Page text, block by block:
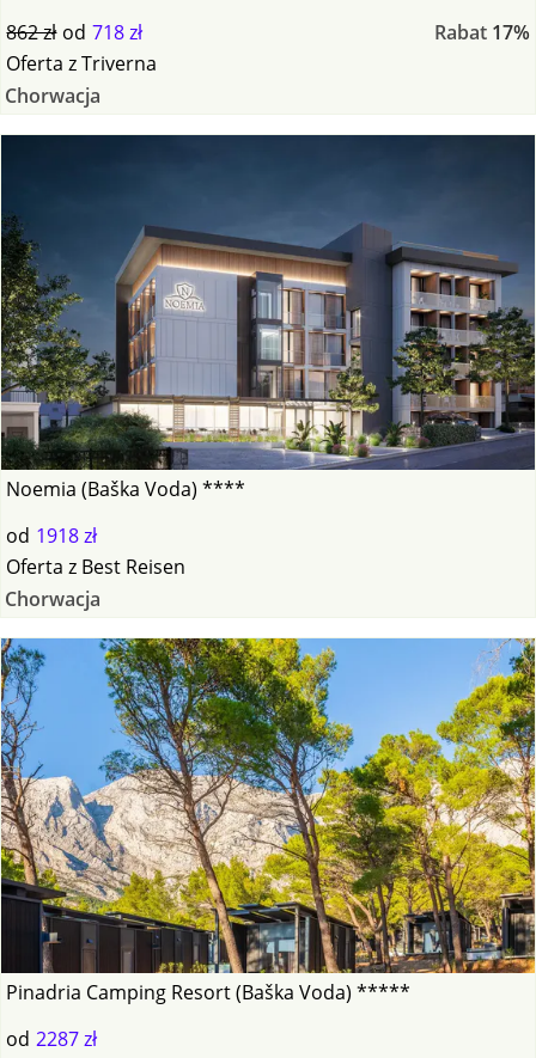
862 zł od 718 zł Rabat 17%
Oferta zTriverna
Chorwacja
Noemia (Baška Voda) ****
od 1918 zł
Oferta z Best Reisen
Chorwacja
Pinadria Camping Resort (Baška Voda) *****
od 2287 zł